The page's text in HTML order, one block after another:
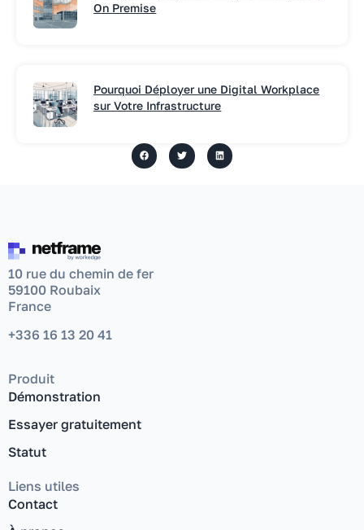
On Premise
Pourquoi Déployer une Digital Workplace
sur Votre Infrastructure
10 rue du chemin de fer
59100 Roubaix
France
+336 16 13 20 41
Produit
Démonstration
Essayer gratuitement
Statut
Liens utiles
Contact